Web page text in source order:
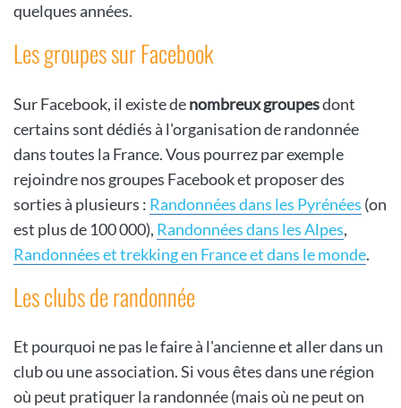
quelques années.
Les groupes sur Facebook
Sur Facebook, il existe denombreux groupesdont
certains sont dédiés à l'organisation de randonnée
dans toutes la France. Vous pourrez par exemple
rejoindre nos groupes Facebook et proposer des
sorties à plusieurs : Randonnées dans les Pyrénées (on
est plus de 100 000), Randonnées dans les Alpes,
Randonnées et trekking en France et dans le monde.
Les clubs de randonnée
Et pourquoi ne pas le faire à l'ancienne et aller dans un
club ou une association. Si vous êtes dans une région
où peut pratiquer la randonnée (mais où ne peut on